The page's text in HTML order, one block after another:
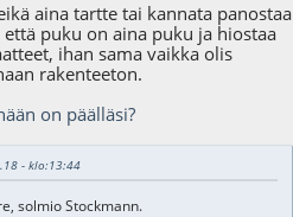
aina tartte tai kannata panostaa
puku on aina puku ja hiostaa
ihan sama vaikka olis
rakenteeton.
on päälläsi?
- klo:13:44
solmio Stockmann.